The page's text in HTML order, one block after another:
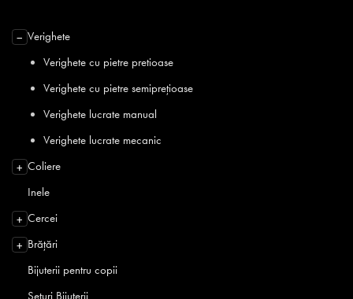
− Verighete
Verighete cu pietre pretioase
Verighete cu pietre semiprețioase
Verighete lucrate manual
Verighete lucrate mecanic
+ Coliere
Inele
+ Cercei
+ Brățări
Bijuterii pentru copii
Seturi Bijuterii